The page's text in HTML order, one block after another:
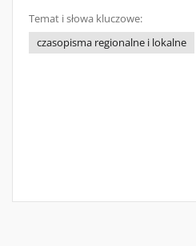
Temat i słowa kluczowe:
czasopisma regionalne i lokalne